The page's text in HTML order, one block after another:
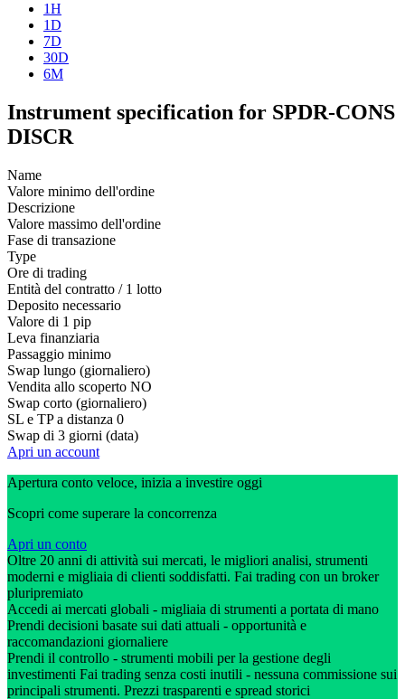
1H
1D
7D
30D
6M
Instrument specification for SPDR-CONS
DISCR
Name
Valore minimo dell'ordine
Descrizione
Valore massimo dell'ordine
Fase di transazione
Type
Ore di trading
Entità del contratto / 1 lotto
Deposito necessario
Valore di 1 pip
Leva finanziaria
Passaggio minimo
Swap lungo (giornaliero)
Vendita allo scoperto NO
Swap corto (giornaliero)
SL e TP a distanza 0
Swap di 3 giorni (data)
Apri un account
Apertura conto veloce, inizia a investire oggi
Scopri come superare la concorrenza
Apri un conto
Oltre 20 anni di attività sui mercati, le migliori analisi, strumenti
moderni e migliaia di clienti soddisfatti. Fai trading con un broker
pluripremiato
Accedi ai mercati globali - migliaia di strumenti a portata di mano
Prendi decisioni basate sui dati attuali - opportunità e
raccomandazioni giornaliere
Prendi il controllo - strumenti mobili per la gestione degli
investimenti Fai trading senza costi inutili - nessuna commissione sui
principali strumenti. Prezzi trasparenti e spread storici